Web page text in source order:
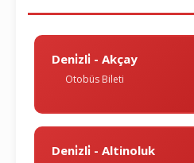
Deni̇zli̇ - Akçay
Otobüs Bileti
Deni̇zli̇ - Altinoluk